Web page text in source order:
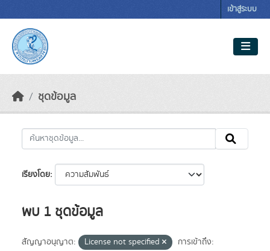
เข้าสู่ระบบ
ชุดข้อมูล
เรียงโดย
พบ 1 ชุดข้อมูล
สัญญาอนุญาต: License not specified
การเข้าถึง: